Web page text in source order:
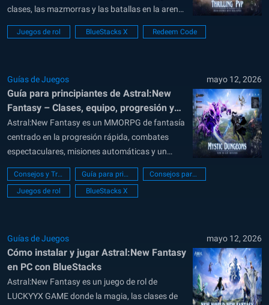
clases, las mazmorras y las batallas en la arena
se combinan. Puedes crear a tu héroe, elegir una
clase, usar habilidades de fuego, hielo o
Juegos de rol BlueStacks X Redeem Code
Guías de Juegos mayo 12, 2026
Guía para principiantes de Astral:New
Fantasy – Clases, equipo, progresión y
consejos para el inicio del juego
Astral:New Fantasy es un MMORPG de fantasía
centrado en la progresión rápida, combates
espectaculares, misiones automáticas y un
aumento constante del poder de combate. El
juego presenta una gran cantidad de
información a los nuevos jugadores desde el
Consejos y Trucos Guía para principiantes
Consejos para principiantes
Juegos de rol
BlueStacks X
Guías de Juegos mayo 12, 2026
Cómo instalar y jugar Astral:New Fantasy
en PC con BlueStacks
Astral:New Fantasy es un juego de rol de
LUCKYYX GAME donde la magia, las clases de